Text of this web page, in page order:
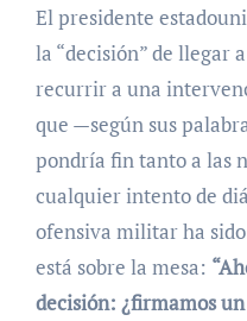
El presidente
la “decisión” de llegar
recurrir a una
que —según sus
pondría fin tanto a las
cualquier intento de
ofensiva militar ha
está sobre la mesa:
decisión: ¿firmamos